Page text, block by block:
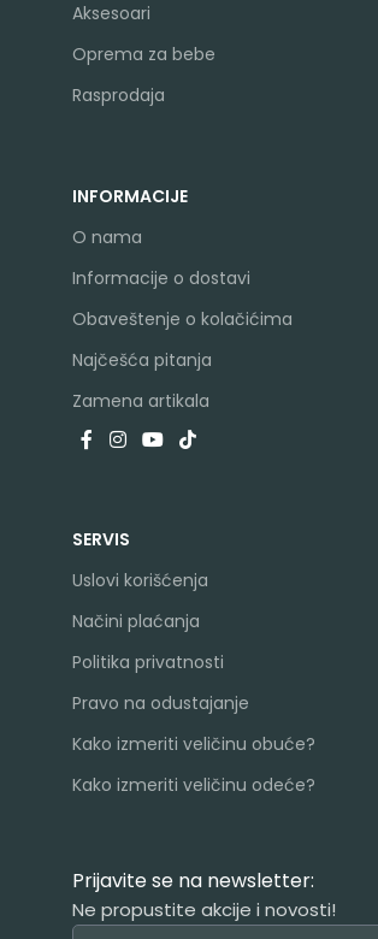
Aksesoari
Oprema za bebe
Rasprodaja
INFORMACIJE
O nama
Informacije o dostavi
Obaveštenje o kolačićima
Najčešća pitanja
Zamena artikala
SERVIS
Uslovi korišćenja
Načini plaćanja
Politika privatnosti
Pravo na odustajanje
Kako izmeriti veličinu obuće?
Kako izmeriti veličinu odeće?
Prijavite se na newsletter:
Ne propustite akcije i novosti!